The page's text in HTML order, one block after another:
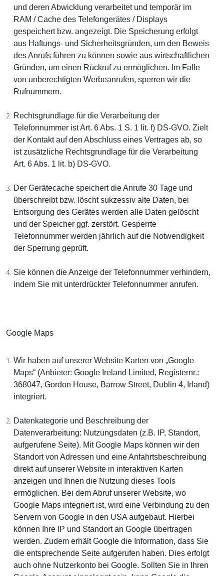
und deren Abwicklung verarbeitet und temporär im
RAM / Cache des Telefongerätes / Displays
gespeichert bzw. angezeigt. Die Speicherung erfolgt
aus Haftungs- und Sicherheitsgründen, um den Beweis
des Anrufs führen zu können sowie aus wirtschaftlichen
Gründen, um einen Rückruf zu ermöglichen. Im Falle
von unberechtigten Werbeanrufen, sperren wir die
Rufnummern.
Rechtsgrundlage für die Verarbeitung der
Telefonnummer ist Art. 6 Abs. 1 S. 1 lit. f) DS-GVO. Zielt
der Kontakt auf den Abschluss eines Vertrages ab, so
ist zusätzliche Rechtsgrundlage für die Verarbeitung
Art. 6 Abs. 1 lit. b) DS-GVO.
Der Gerätecache speichert die Anrufe 30 Tage und
überschreibt bzw. löscht sukzessiv alte Daten, bei
Entsorgung des Gerätes werden alle Daten gelöscht
und der Speicher ggf. zerstört. Gesperrte
Telefonnummer werden jährlich auf die Notwendigkeit
der Sperrung geprüft.
Sie können die Anzeige der Telefonnummer verhindern,
indem Sie mit unterdrückter Telefonnummer anrufen.
Google Maps
Wir haben auf unserer Website Karten von „Google
Maps“ (Anbieter: Google Ireland Limited, Registernr.:
368047, Gordon House, Barrow Street, Dublin 4, Irland)
integriert.
Datenkategorie und Beschreibung der
Datenverarbeitung: Nutzungsdaten (z.B. IP, Standort,
aufgerufene Seite). Mit Google Maps können wir den
Standort von Adressen und eine Anfahrtsbeschreibung
direkt auf unserer Website in interaktiven Karten
anzeigen und Ihnen die Nutzung dieses Tools
ermöglichen. Bei dem Abruf unserer Website, wo
Google Maps integriert ist, wird eine Verbindung zu den
Servern von Google in den USA aufgebaut. Hierbei
können Ihre IP und Standort an Google übertragen
werden. Zudem erhält Google die Information, dass Sie
die entsprechende Seite aufgerufen haben. Dies erfolgt
auch ohne Nutzerkonto bei Google. Sollten Sie in Ihren